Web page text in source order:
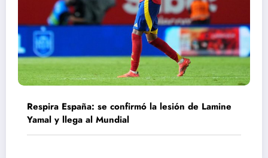
Respira España: se confirmó la lesión de Lamine
Yamal y llega al Mundial